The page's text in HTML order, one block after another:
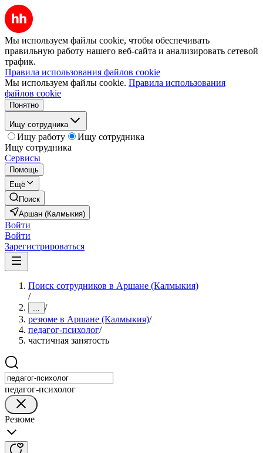
Мы используем файлы cookie, чтобы обеспечивать
правильную работу нашего веб-сайта и анализировать сетевой
трафик.
Правила использования файлов cookie
Мы используем файлы cookie. Правила использования
файлов cookie
Понятно
Ищу сотрудника
Ищу работу
Ищу сотрудника
Ищу сотрудника
Сервисы
Помощь
Ещё
Поиск
Аршан (Калмыкия)
Войти
Войти
Зарегистрироваться
Поиск сотрудников в Аршане (Калмыкия)
/
... /
резюме в Аршане (Калмыкия)/
педагог-психолог/
частичная занятость
педагог-психолог
Резюме